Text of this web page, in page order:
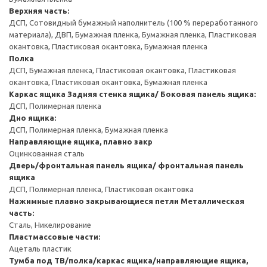
Верхняя часть:
ДСП, Сотовидный бумажный наполнитель (100 % переработанного
материала), ДВП, Бумажная пленка, Бумажная пленка, Пластиковая
окантовка, Пластиковая окантовка, Бумажная пленка
Полка
ДСП, Бумажная пленка, Пластиковая окантовка, Пластиковая
окантовка, Пластиковая окантовка, Бумажная пленка
Каркас ящика Задняя стенка ящика/ Боковая панель ящика:
ДСП, Полимерная пленка
Дно ящика:
ДСП, Полимерная пленка, Бумажная пленка
Направляющие ящика, плавно закр
Оцинкованная сталь
Дверь/фронтальная панель ящика/ фронтальная панель
ящика
ДСП, Полимерная пленка, Пластиковая окантовка
Нажимные плавно закрывающиеся петли Металлическая
часть:
Сталь, Никелирование
Пластмассовые части:
Ацеталь пластик
Тумба под ТВ/полка/каркас ящика/направляющие ящика,